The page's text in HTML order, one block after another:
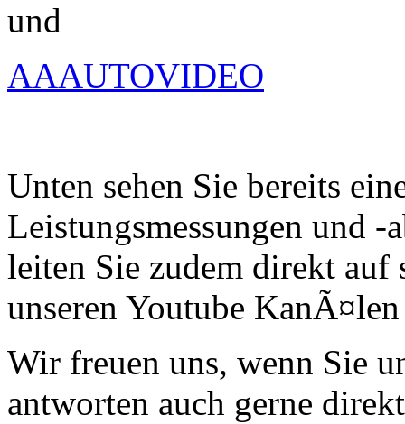
und
AAAUTOVIDEO
Unten sehen Sie bereits
Leistungsmessungen und -
leiten Sie zudem direkt auf
unseren Youtube
Wir freuen uns, wenn Sie
antworten auch gerne